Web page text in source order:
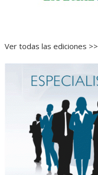
Ver todas las ediciones >>